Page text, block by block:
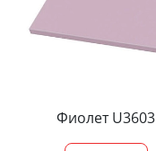
Фиолет U3603